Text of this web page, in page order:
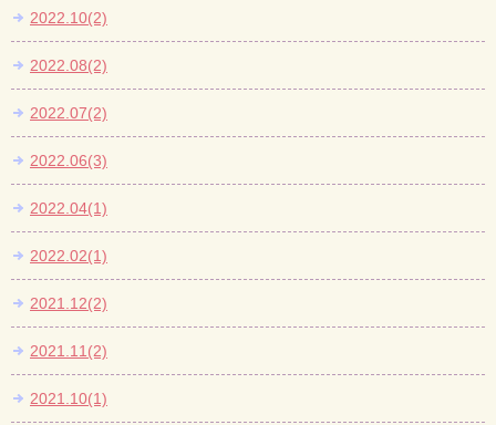
2022.10(2)
2022.08(2)
2022.07(2)
2022.06(3)
2022.04(1)
2022.02(1)
2021.12(2)
2021.11(2)
2021.10(1)